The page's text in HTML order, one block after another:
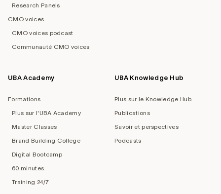
Research Panels
CMO voices
CMO voices podcast
Communauté CMO voices
UBA Academy
Formations
Plus sur l'UBA Academy
Master Classes
Brand Building College
Digital Bootcamp
60 minutes
Training 24/7
UBA Knowledge Hub
Plus sur le Knowledge Hub
Publications
Savoir et perspectives
Podcasts